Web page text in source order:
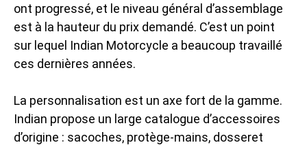
ont progressé, et le niveau général d’assemblage
est à la hauteur du prix demandé. C’est un point
sur lequel Indian Motorcycle a beaucoup travaillé
ces dernières années.
La personnalisation est un axe fort de la gamme.
Indian propose un large catalogue d’accessoires
d’origine : sacoches, protège-mains, dosseret